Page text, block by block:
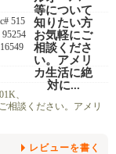
515
、
相談ください。アメリ
レビューを書く